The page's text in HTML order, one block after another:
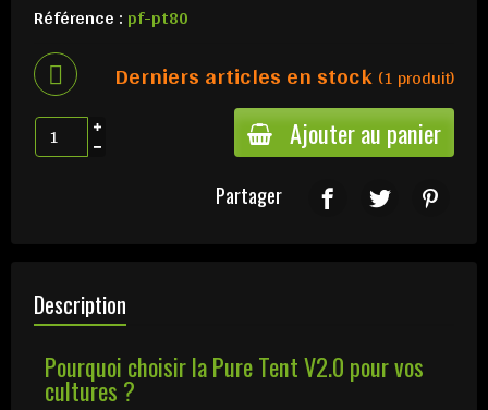
Référence : pf-pt80
Derniers articles en stock (1 produit)
Ajouter au panier
Partager
Description
Pourquoi choisir la Pure Tent V2.0 pour vos
cultures ?